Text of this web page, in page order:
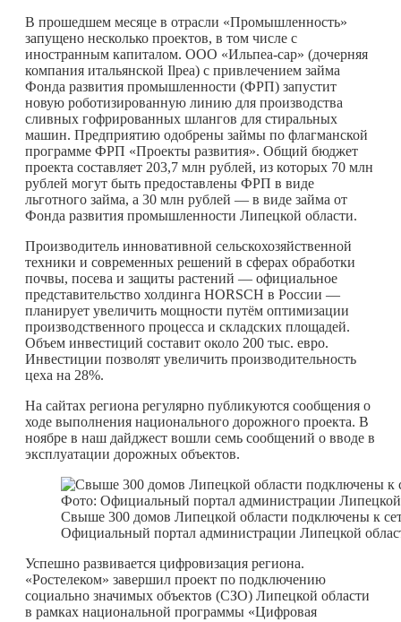
В прошедшем месяце в отрасли «Промышленность»
запущено несколько проектов, в том числе с
иностранным капиталом. ООО «Ильпеа-сар» (дочерняя
компания итальянской Ilpea) с привлечением займа
Фонда развития промышленности (ФРП) запустит
новую роботизированную линию для производства
сливных гофрированных шлангов для стиральных
машин. Предприятию одобрены займы по флагманской
программе ФРП «Проекты развития». Общий бюджет
проекта составляет 203,7 млн рублей, из которых 70 млн
рублей могут быть предоставлены ФРП в виде
льготного займа, а 30 млн рублей — в виде займа от
Фонда развития промышленности Липецкой области.
Производитель инновативной сельскохозяйственной
техники и современных решений в сферах обработки
почвы, посева и защиты растений — официальное
представительство холдинга HORSCH в России —
планирует увеличить мощности путём оптимизации
производственного процесса и складских площадей.
Объем инвестиций составит около 200 тыс. евро.
Инвестиции позволят увеличить производительность
цеха на 28%.
На сайтах региона регулярно публикуются сообщения о
ходе выполнения национального дорожного проекта. В
ноябре в наш дайджест вошли семь сообщений о вводе в
эксплуатации дорожных объектов.
Свыше 300 домов Липецкой области подключены к
Официальный портал администрации Липецкой
Успешно развивается цифровизация региона.
«Ростелеком» завершил проект по подключению
социально значимых объектов (СЗО) Липецкой области
в рамках национальной программы «Цифровая